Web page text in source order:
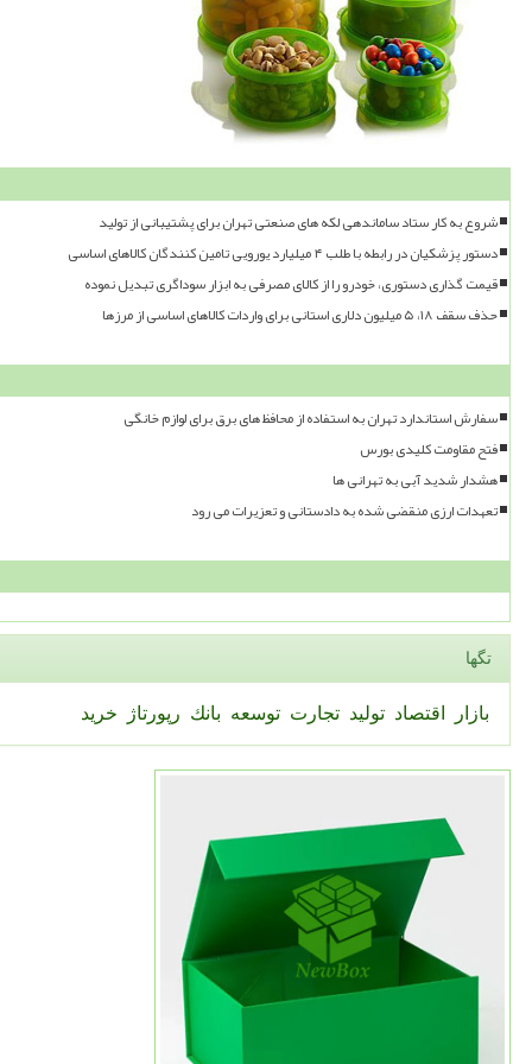
شروع به کار ستاد ساماندهی لکه های صنعتی تهران برای پشتیبانی از تولید
دستور پزشکیان در رابطه با طلب ۴ میلیارد یورویی تامین کنندگان کالاهای اساسی
قیمت گذاری دستوری، خودرو را از کالای مصرفی به ابزار سوداگری تبدیل نموده
حذف سقف ۱۸، ۵ میلیون دلاری استانی برای واردات کالاهای اساسی از مرزها
سفارش استاندارد تهران به استفاده از محافظ های برق برای لوازم خانگی
فتح مقاومت کلیدی بورس
هشدار شدید آبی به تهرانی ها
تعهدات ارزی منقضی شده به دادستانی و تعزیرات می رود
تگها
بازار اقتصاد تولید تجارت توسعه بانك رپورتاژ خرید